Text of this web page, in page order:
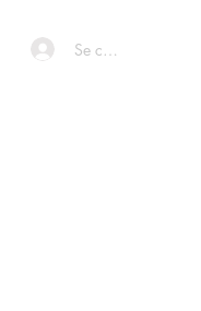
Se connecter